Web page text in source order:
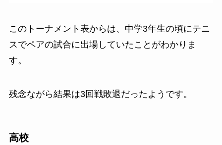
このトーナメント表からは、中学3年生の頃にテニ
スでペアの試合に出場していたことがわかりま
す。
残念ながら結果は3回戦敗退だったようです。
高校